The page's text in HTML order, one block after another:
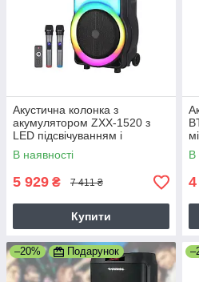
Акустична колонка з
акумулятором ZXX-1520 з
LED підсвічуванням і
bluetooth, 2 радіомікрофони
для караоке, Потужність 300
Вт, чорна
В наявності
5 929 ₴ 7 411 ₴
Купити
В
–20% Подарунок